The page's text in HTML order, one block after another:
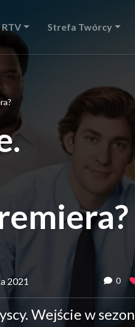
Strefa Twórcy
2021 0
Wejście w sezon